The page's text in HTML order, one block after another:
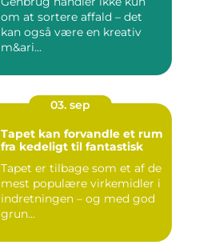
om at sortere affald – det
kan også være en kreativ
m&ari...
03. sep
Tapet kan forvandle et rum
fra kedeligt til fantastisk
Tapet er tilbage som et af de
mest populære virkemidler i
indretningen – og med god
grun...